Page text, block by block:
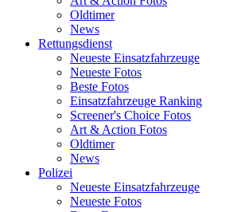
Oldtimer
News
Rettungsdienst
Neueste Einsatzfahrzeuge
Neueste Fotos
Beste Fotos
Einsatzfahrzeuge Ranking
Screener's Choice Fotos
Art & Action Fotos
Oldtimer
News
Polizei
Neueste Einsatzfahrzeuge
Neueste Fotos